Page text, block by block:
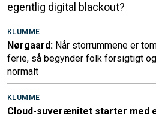
egentlig digital blackout?
KLUMME
Nørgaard: Når storrummene er
ferie, så begynder folk forsigtigt
normalt
KLUMME
Cloud-suverænitet starter med